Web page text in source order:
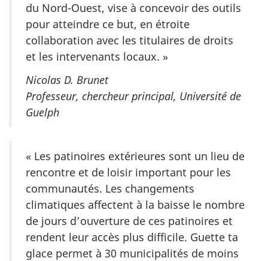
du Nord-Ouest, vise à concevoir des outils
pour atteindre ce but, en étroite
collaboration avec les titulaires de droits
et les intervenants locaux. »
Nicolas D. Brunet
Professeur, chercheur principal, Université de
Guelph
« Les patinoires extérieures sont un lieu de
rencontre et de loisir important pour les
communautés. Les changements
climatiques affectent à la baisse le nombre
de jours d’ouverture de ces patinoires et
rendent leur accès plus difficile. Guette ta
glace permet à 30 municipalités de moins